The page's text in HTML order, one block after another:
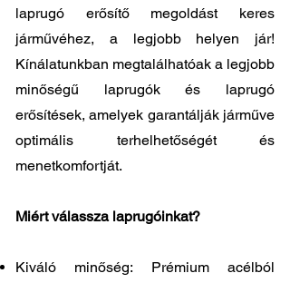
laprugó erősítő megoldást keres
járművéhez, a legjobb helyen jár!
Kínálatunkban megtalálhatóak a legjobb
minőségű laprugók és laprugó
erősítések, amelyek garantálják járműve
optimális terhelhetőségét és
menetkomfortját.
Miért válassza laprugóinkat?
Kiváló minőség: Prémium acélból